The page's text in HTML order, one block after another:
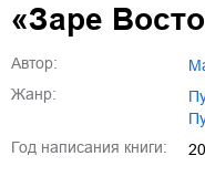
«Заре
Автор:
Жанр:
Год написания книги: